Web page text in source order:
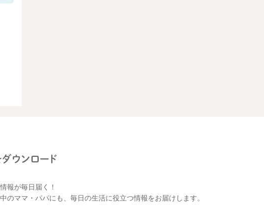
報が毎日届く！
のママ・パパにも、毎日の生活に役立つ情報をお届けします。